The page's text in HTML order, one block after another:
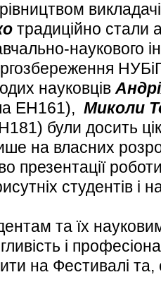
традиційно стали
наукового
науковців
ЕН161), Миколи
були досить
на власних
презентації
студентів і
та їх
і
на Фестивалі та,